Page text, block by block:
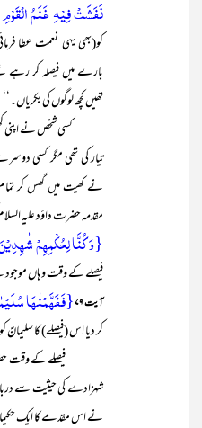
نَفَشَتۡ فِیۡہِ غَنَمُ
کو(بھی یہی نعمت عطا
بارے میں فیصلہ کر
تھیں کچھ لوگوں کی بکریاں۔‘‘
کسی شخص نے اپنی
تیار کی تھی مگر کسی
نے کھیت میں گھس کر
مقدمہ حضرت داؤد علیہ
{وَ کُنَّا لِحُکۡمِہِمۡ شٰہِدِیۡنَ
فیصلے کے وقت وہاں موجود
آیت ۷۹ {فَفَہَّمۡنٰہَا
کر دیا اس (فیصلے) کا سلیمانؑ
فیصلے کے وقت حضرت
شہزادے کی حیثیت سے
نے اس مقدمے کا ایک